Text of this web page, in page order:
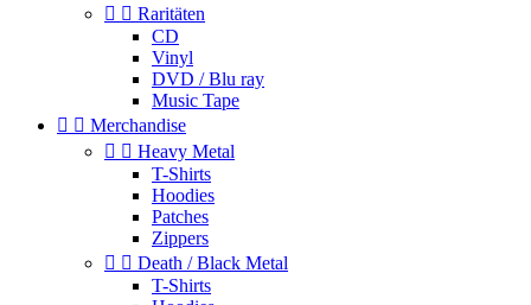
  Raritäten
CD
Vinyl
DVD / Blu ray
Music Tape
  Merchandise
  Heavy Metal
T-Shirts
Hoodies
Patches
Zippers
  Death / Black Metal
T-Shirts